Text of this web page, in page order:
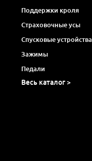
Поддержки кроля
Страховочные усы
Спусковые устройства
Зажимы
Педали
Весь каталог >